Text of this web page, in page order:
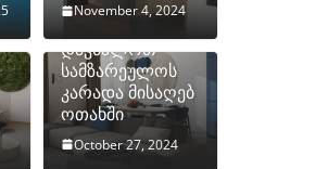
November 4, 2024
როგორ
დავმალოთ
სამზარეულოს
კარადა მისაღებ
ოთახში
October 27, 2024